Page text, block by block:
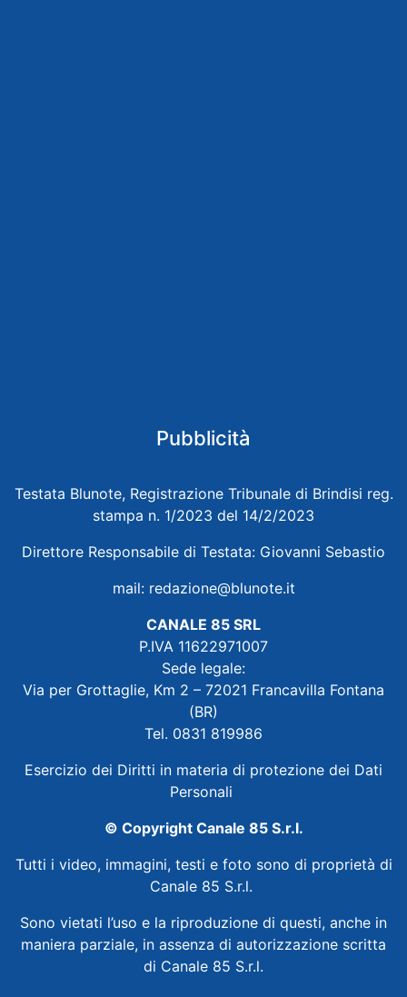
Pubblicità
Testata Blunote, Registrazione Tribunale di Brindisi reg.
stampa n. 1/2023 del 14/2/2023
Direttore Responsabile di Testata: Giovanni Sebastio
mail: redazione@blunote.it
CANALE 85 SRL
P.IVA 11622971007
Sede legale:
Via per Grottaglie, Km 2 – 72021 Francavilla Fontana
(BR)
Tel. 0831 819986
Esercizio dei Diritti in materia di protezione dei Dati
Personali
© Copyright Canale 85 S.r.l.
Tutti i video, immagini, testi e foto sono di proprietà di
Canale 85 S.r.l.
Sono vietati l’uso e la riproduzione di questi, anche in
maniera parziale, in assenza di autorizzazione scritta
di Canale 85 S.r.l.